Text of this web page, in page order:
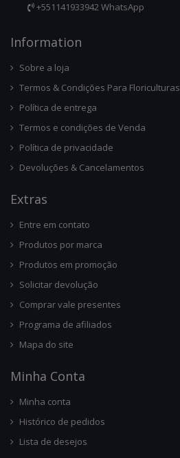
+551141933942 WhatsApp
InforMation
Sobre a loja
Termos & Condições Para Floriculturas
Política de entrega
Termos e condições de Venda
Política de privacidade
Devoluções & Cancelamentos
ExtRas
Entre em contato
Produtos por marca
Produtos em promoção
Solicitar devolução
Comprar vale presentes
Programa de afiliados
Mapa do site
Minha Conta
Minha conta
Histórico de pedidos
Lista de desejos